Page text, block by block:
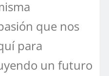
que nos
para
un futuro